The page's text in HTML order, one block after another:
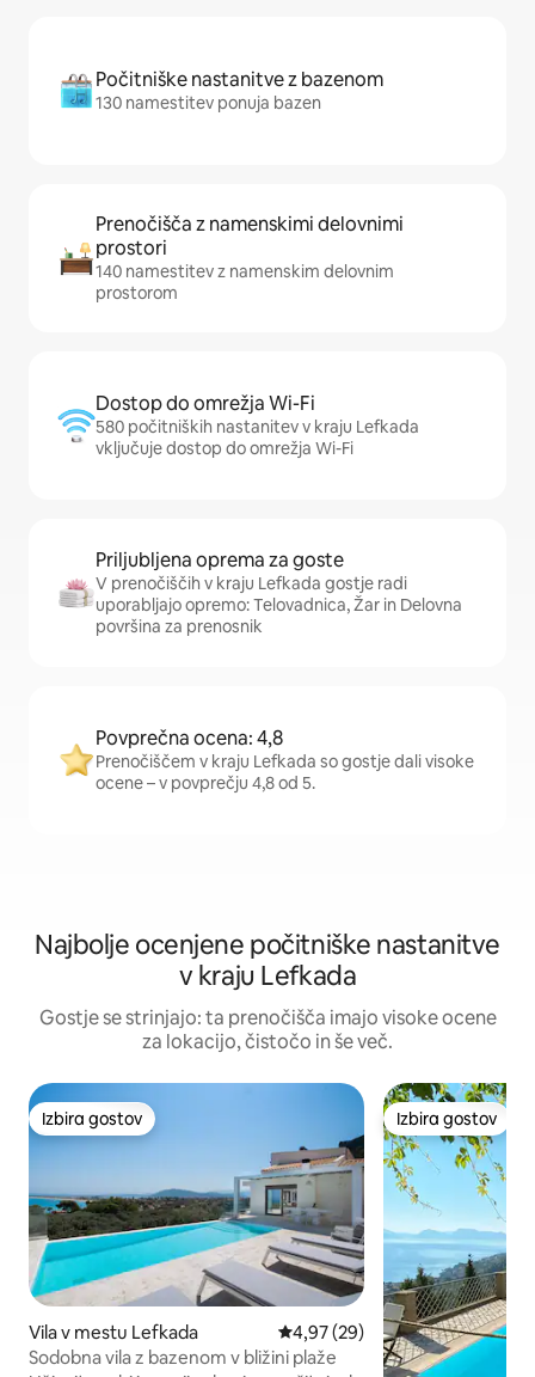
Počitniške nastanitve z bazenom
130 namestitev ponuja bazen
Prenočišča z namenskimi delovnimi
prostori
140 namestitev z namenskim delovnim
prostorom
Dostop do omrežja Wi-Fi
580 počitniških nastanitev v kraju Lefkada
vključuje dostop do omrežja Wi-Fi
Priljubljena oprema za goste
V prenočiščih v kraju Lefkada gostje radi
uporabljajo opremo: Telovadnica, Žar in Delovna
površina za prenosnik
Povprečna ocena: 4,8
Prenočiščem v kraju Lefkada so gostje dali visoke
ocene – v povprečju 4,8 od 5.
Najbolje ocenjene počitniške nastanitve
v kraju Lefkada
Gostje se strinjajo: ta prenočišča imajo visoke ocene
za lokacijo, čistočo in še več.
Izbira gostov
Izbira gostov
Vila v mestu Lefkada Povprečna ocena: 4,97 od 5,
4,97 (29)
Sodobna vila z bazenom v bližini plaže
Izbira gostov
Izbira gostov